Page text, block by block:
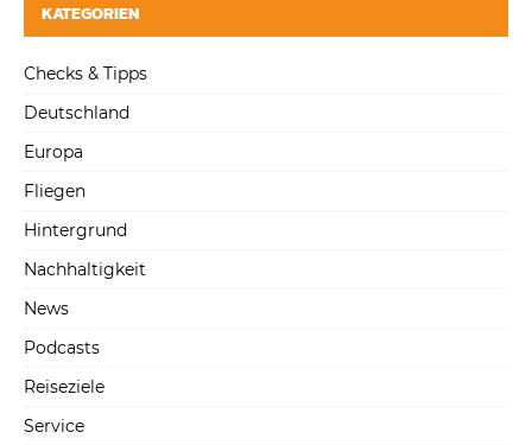
KATEGORIEN
Checks & Tipps
Deutschland
Europa
Fliegen
Hintergrund
Nachhaltigkeit
News
Podcasts
Reiseziele
Service